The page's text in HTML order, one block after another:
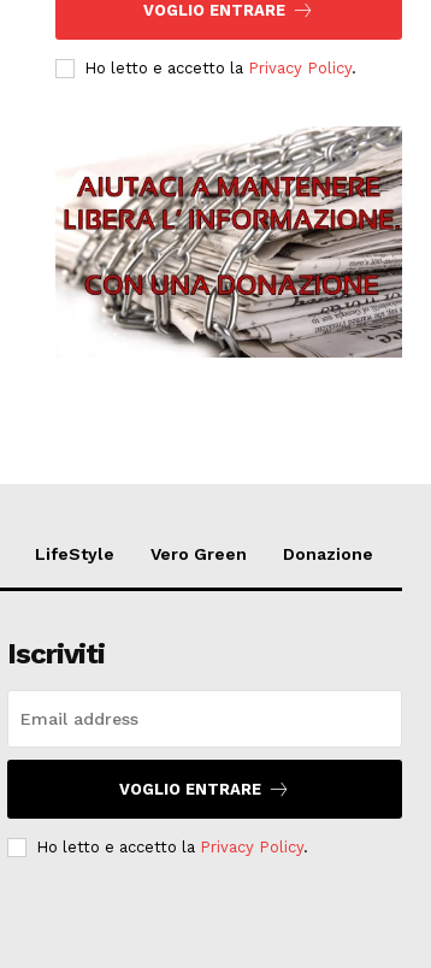
VOGLIO ENTRARE
Ho letto e accetto la Privacy Policy.
LifeStyle Vero Green Donazione
Iscriviti
VOGLIO ENTRARE
Ho letto e accetto la Privacy Policy.